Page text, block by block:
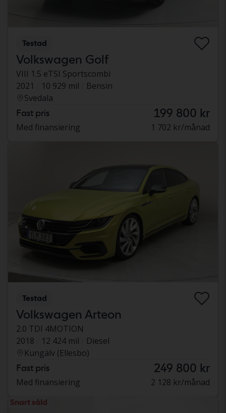
Testad
Volkswagen Golf
VIII 1.5 eTSI Sportscombi
2021
10 929 mil
Bensin
Svedala
Fast pris 199 800 kr
Med finansiering 1 702 kr/månad
Testad
Volkswagen Arteon
2.0 TDI 4MOTION
2018
12 424 mil
Diesel
Kungälv (Ellesbo)
Fast pris 249 800 kr
Med finansiering 2 128 kr/månad
Snart såld